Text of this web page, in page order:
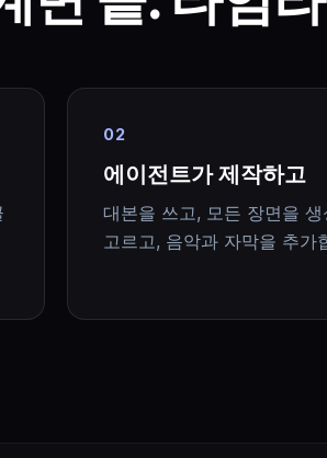
02
에이전트가 제작하고
대본을 쓰고, 모든 장면을
고르고, 음악과 자막을 추가